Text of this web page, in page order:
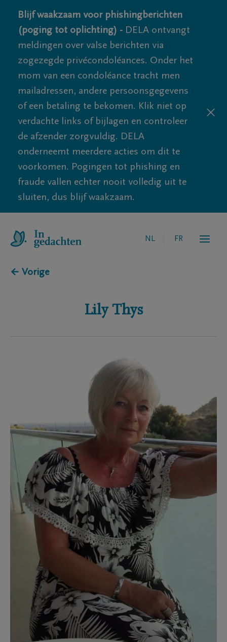
Blijf waakzaam voor phishingberichten
(poging tot oplichting) - DELA ontvangt
meldingen over valse berichten via
zogezegde privécondoléances. Onder het
mom van een condoléance tracht men
mailadressen, andere persoonsgegevens
of een betaling te bekomen. Klik niet op
verdachte links of bijlagen en controleer
de afzender zorgvuldig. DELA
onderneemt meerdere acties om dit te
voorkomen. Pogingen tot phishing en
fraude vallen echter nooit volledig uit te
sluiten, dus blijf waakzaam.
NL FR
← Vorige
Lily Thys